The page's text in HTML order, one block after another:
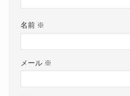
名前 ※
メール ※